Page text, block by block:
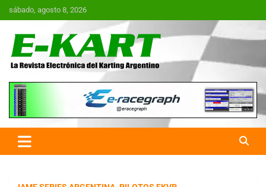
Saltar
al
sábado, agosto 8, 2026
E-Kart.com.ar | La Revista
Electrónica del Karting en
Argentina